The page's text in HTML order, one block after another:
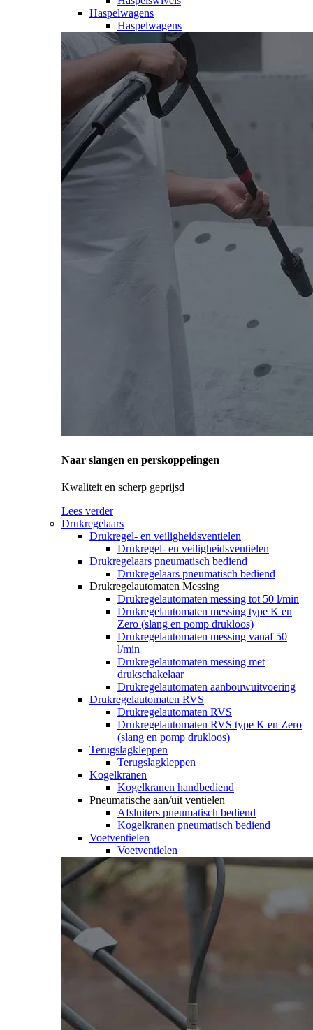
Haspelwagens
Haspelwagens
Naar slangen en perskoppelingen
Kwaliteit en scherp geprijsd
Lees verder
Drukregelaars
Drukregel- en veiligheidsventielen
Drukregel- en veiligheidsventielen
Drukregelaars pneumatisch bediend
Drukregelaars pneumatisch bediend
Drukregelautomaten Messing
Drukregelautomaten messing tot 50 l/min
Drukregelautomaten messing type K en
Zero (slang en pomp drukloos)
Drukregelautomaten messing vanaf 50
l/min
Drukregelautomaten messing met
drukschakelaar
Drukregelautomaten aanbouwuitvoering
Drukregelautomaten RVS
Drukregelautomaten RVS
Drukregelautomaten RVS type K en Zero
(slang en pomp drukloos)
Terugslagkleppen
Terugslagkleppen
Kogelkranen
Kogelkranen handbediend
Pneumatische aan/uit ventielen
Afsluiters pneumatisch bediend
Kogelkranen pneumatisch bediend
Voetventielen
Voetventielen